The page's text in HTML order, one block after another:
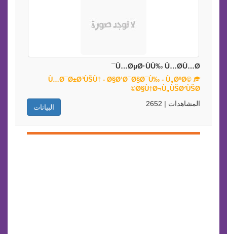
Ù…ØµØ·ÙÙ‰ Ù…Ø­Ù…Ø¯
Ù…Ø¯Ø±Ø³ÙŠÙ† - Ø§Ø¹Ø¯Ø§Ø¯Ù‰ - Ù„ØºØ©
Ø§Ù†Ø¬Ù„ÙŠØ²ÙŠØ©
البيانات المشاهدات | 2652